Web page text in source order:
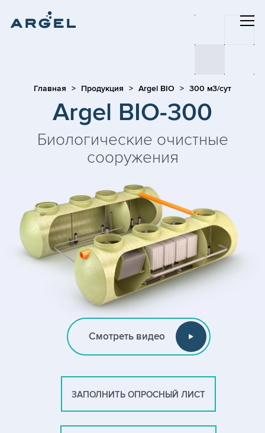
Главная Продукция Argel BIO 300 м3/сут
Argel BIO-300
Биологические очистные
сооружения
ЗАПОЛНИТЬ ОПРОСНЫЙ ЛИСТ
Смотреть видео